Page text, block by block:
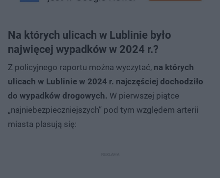
Na których ulicach w Lublinie było
najwięcej wypadków w 2024 r.?
Z policyjnego raportu można wyczytać, na których
ulicach w Lublinie w 2024 r. najczęściej dochodziło
do wypadków drogowych. W pierwszej piątce
„najniebezpieczniejszych” pod tym względem arterii
miasta plasują się: